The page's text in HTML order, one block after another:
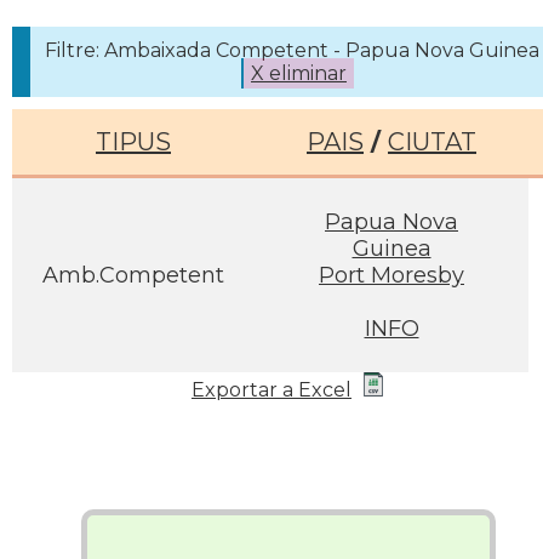
Filtre: Ambaixada Competent - Papua Nova Guinea
X eliminar
TIPUS PAIS / CIUTAT
Amb.Competent
Papua Nova
Guinea
Port Moresby
INFO
Exportar a Excel